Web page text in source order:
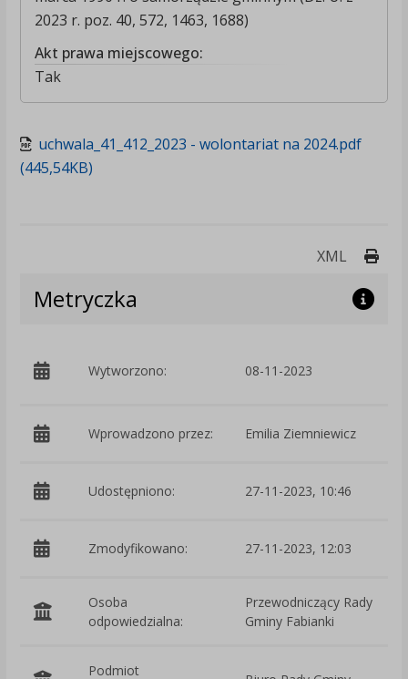
2023 r. poz. 40, 572, 1463, 1688)
Akt prawa miejscowego:
Tak
uchwala_41_412_2023 - wolontariat na 2024.pdf
(445,54KB)
XML
Metryczka
Wytworzono: 08-11-2023
Wprowadzono przez: Emilia Ziemniewicz
Udostępniono: 27-11-2023, 10:46
Zmodyfikowano: 27-11-2023, 12:03
Osoba
odpowiedzialna:
Przewodniczący Rady
Gminy Fabianki
Podmiot